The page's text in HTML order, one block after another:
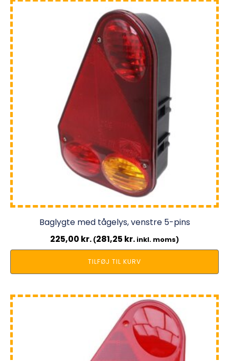
Baglygte med tågelys, venstre 5-pins
225,00 kr. (281,25 kr. inkl. moms)
TILFØJ TIL KURV